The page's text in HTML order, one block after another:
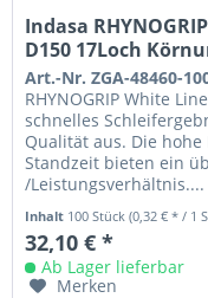
Indasa
D150 17Loch
Art.-Nr. ZGA-48460-
RHYNOGRIP White
schnelles
Qualität aus. Die
Standzeit bieten ein
/Leistungsverhältnis....
Inhalt 100 Stück(0,32 € * / 1
32,10 € *
Ab Lager lieferbar
Merken